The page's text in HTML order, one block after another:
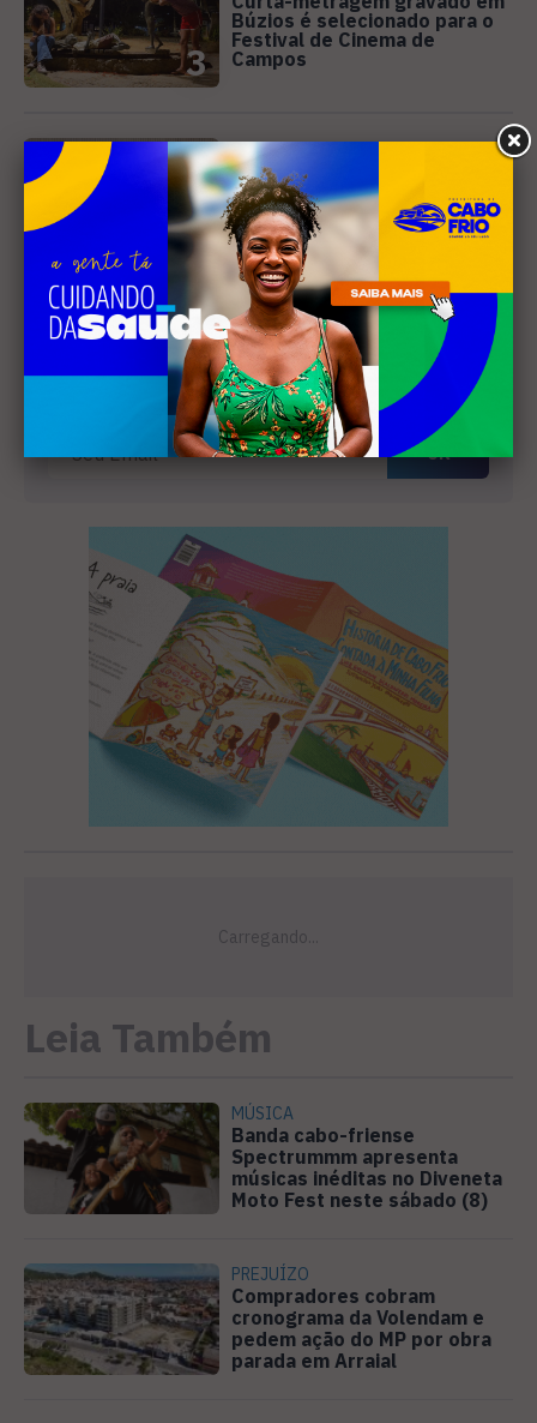
3
Búzios é selecionado para o
Festival de Cinema de
Campos
4
SANEAMENTO
Câmara de Búzios aprova
audiência pública para
discutir atuação e serviços
da Prolagos
Receba nossa
newsletter
Leia Também
MÚSICA
Banda cabo-friense
Spectrummm apresenta
músicas inéditas no Diveneta
Moto Fest neste sábado (8)
PREJUÍZO
Compradores cobram
cronograma da Volendam e
pedem ação do MP por obra
parada em Arraial